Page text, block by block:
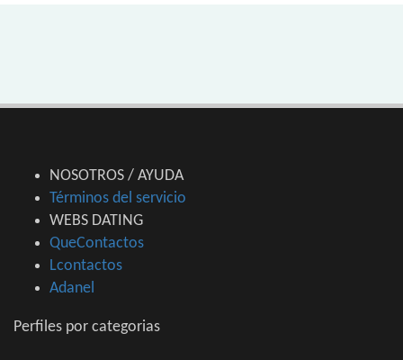
NOSOTROS / AYUDA
Términos del servicio
WEBS DATING
QueContactos
Lcontactos
Adanel
Perfiles por categorias